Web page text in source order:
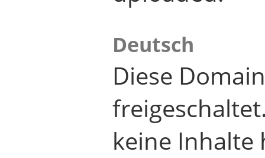
Deutsch
Diese
keine Inhalte